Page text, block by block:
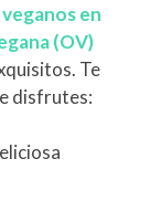
en
(OV)
Te
disfrutes: